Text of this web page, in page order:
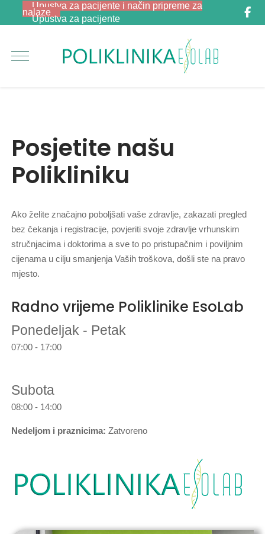
Upustva za pacijente i način pripreme za
nalaze
Upustva za pacijente
Posjetite našu
Polikliniku
Ako želite značajno poboljšati vaše zdravlje, zakazati pregled
bez čekanja i registracije, povjeriti svoje zdravlje vrhunskim
stručnjacima i doktorima a sve to po pristupačnim i poviljnim
cijenama u cilju smanjenja Vaših troškova, došli ste na pravo
mjesto.
Radno vrijeme Poliklinike EsoLab
Ponedeljak - Petak
07:00 - 17:00
Subota
08:00 - 14:00
Nedeljom i praznicima: Zatvoreno